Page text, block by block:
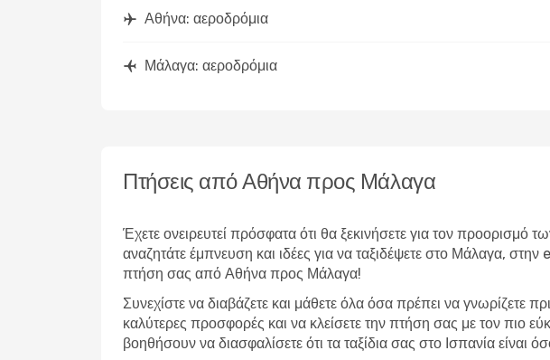
Αθήνα: αεροδρόμια
Μάλαγα: αεροδρόμια
Πτήσεις από Αθήνα προς Μάλαγα
Έχετε ονειρευτεί πρόσφατα ότι θα ξεκινήσετε για τον προορισμό
αναζητάτε έμπνευση και ιδέες για να ταξιδέψετε στο Μάλαγα,
πτήση σας από Αθήνα προς Μάλαγα!
Συνεχίστε να διαβάζετε και μάθετε όλα όσα πρέπει να γνωρίζετε
καλύτερες προσφορές και να κλείσετε την πτήση σας με τον πιο
βοηθήσουν να διασφαλίσετε ότι τα ταξίδια σας στο Ισπανία είναι